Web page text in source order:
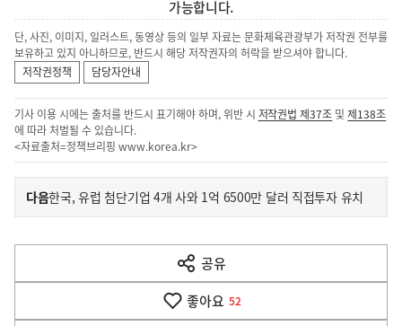
가능합니다.
단, 사진, 이미지, 일러스트, 동영상 등의 일부 자료는 문화체육관광부가 저작권 전부를
보유하고 있지 아니하므로, 반드시 해당 저작권자의 허락을 받으셔야 합니다.
저작권정책
담당자안내
기사 이용 시에는 출처를 반드시 표기해야 하며, 위반 시 저작권법 제37조 및제138조
에 따라 처벌될 수 있습니다.
<자료출처=정책브리핑 www.korea.kr>
이
전
다
음
다음기
한국, 유럽 첨단기업 4개 사와 1억 6500만 달러 직접투자 유치
공유
열
기
좋아요 52